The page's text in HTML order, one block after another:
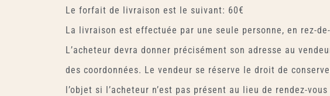
Le forfait de livraison est le suivant: 60€
La livraison est effectuée par une seule personne, en rez-
L’acheteur devra donner précisément son adresse au
des coordonnées. Le vendeur se réserve le droit de
l’objet si l’acheteur n’est pas présent au lieu de rendez-